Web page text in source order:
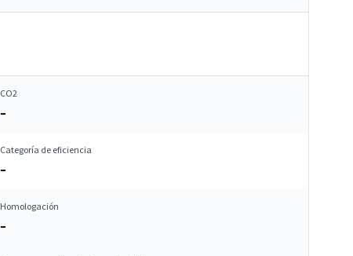
CO2
–
Categoría de eficiencia
–
Homologación
–